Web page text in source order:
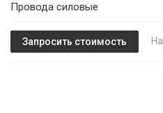
Провода силовые
Запросить стоимость